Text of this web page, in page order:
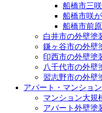
船橋市三
船橋市咲
船橋市前
白井市の外壁塗
鎌ヶ谷市の外壁
印西市の外壁塗
八千代市の外壁
習志野市の外壁
アパート・マンショ
マンション大規
アパート外壁塗